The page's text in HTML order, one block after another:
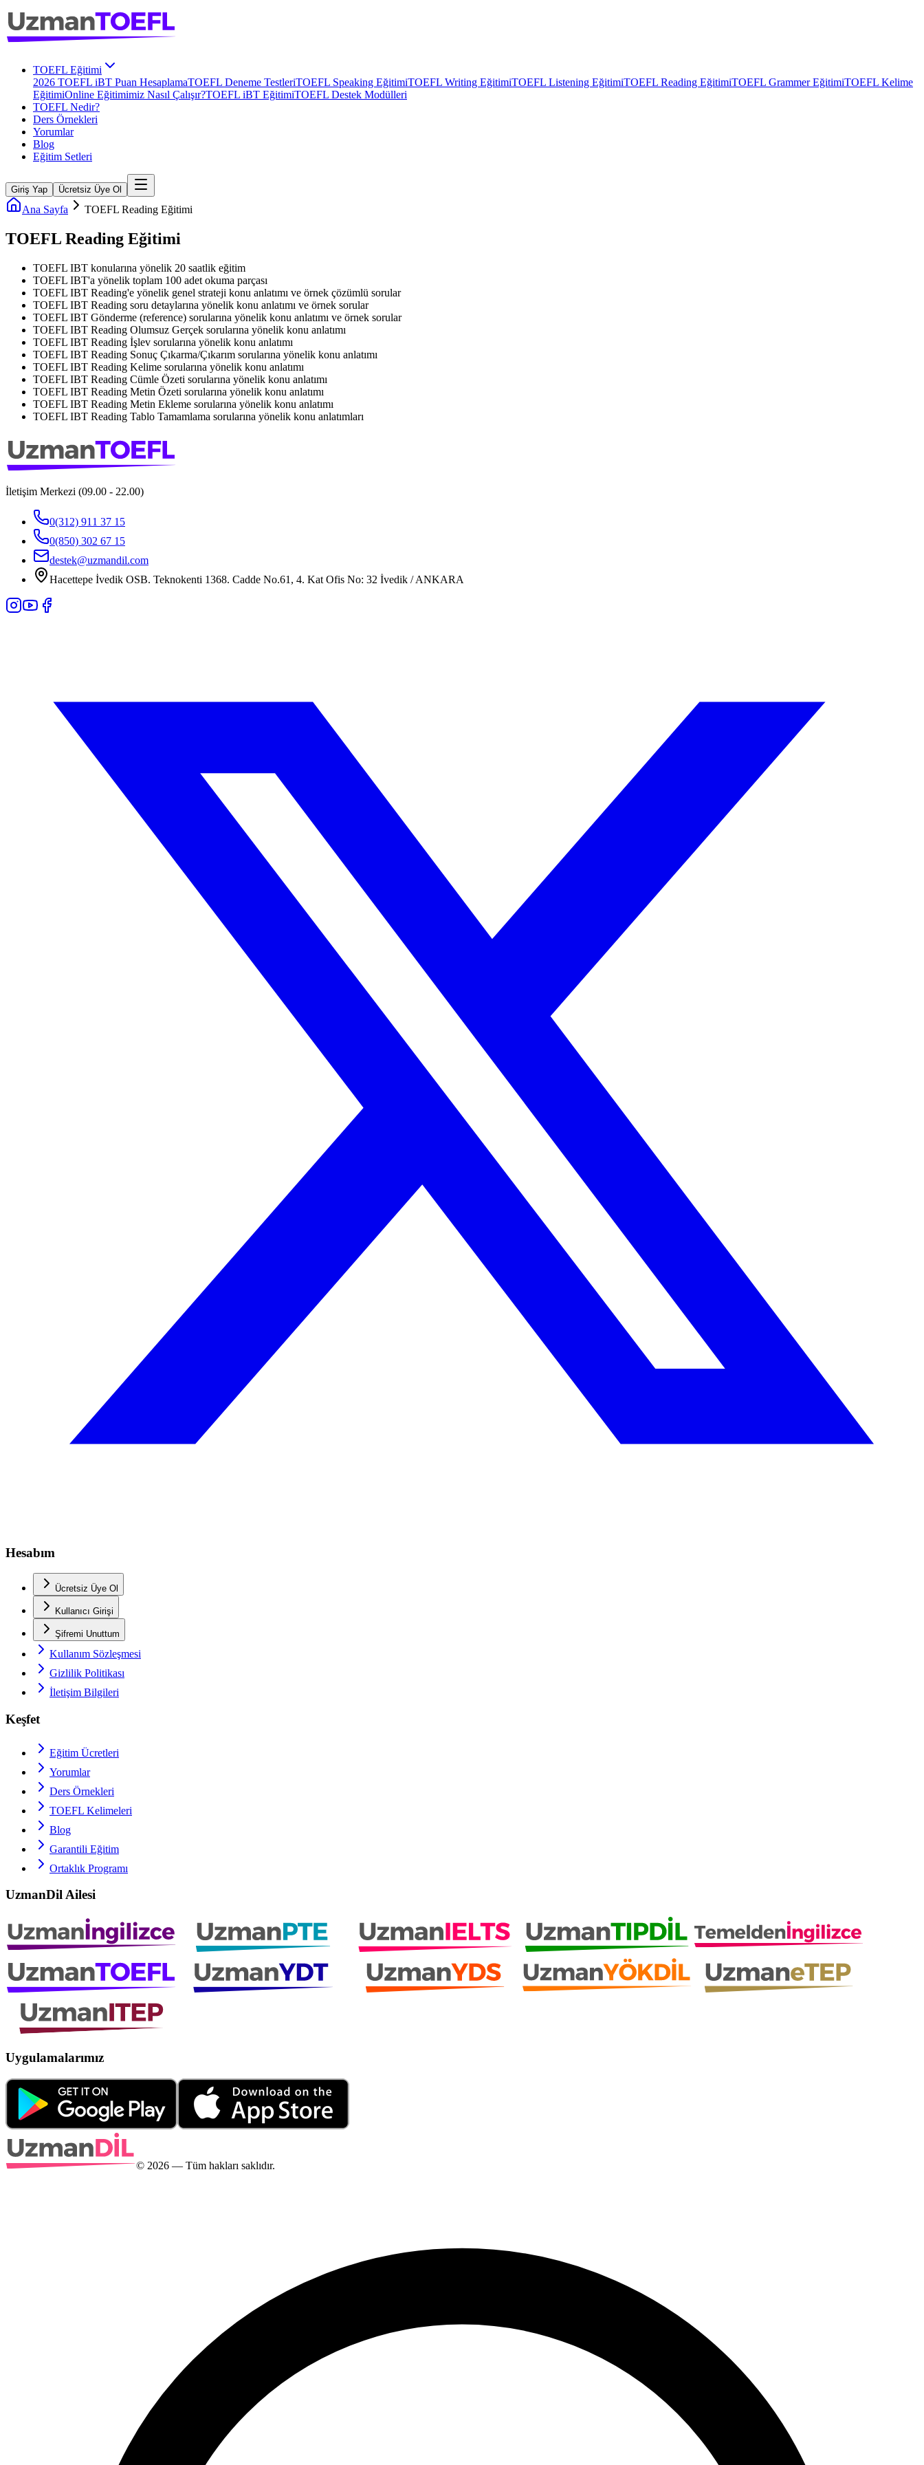
TOEFL Eğitimi
2026 TOEFL iBT Puan HesaplamaTOEFL Deneme TestleriTOEFL Speaking EğitimiTOEFL Writing EğitimiTOEFL Listening EğitimiTOEFL Reading EğitimiTOEFL Grammer EğitimiTOEFL Kelime
EğitimiOnline Eğitimimiz Nasıl Çalışır?TOEFL iBT EğitimiTOEFL Destek Modülleri
TOEFL Nedir?
Ders Örnekleri
Yorumlar
Blog
Eğitim Setleri
Giriş Yap Ücretsiz Üye Ol
Ana Sayfa TOEFL Reading Eğitimi
TOEFL Reading Eğitimi
TOEFL IBT konularına yönelik 20 saatlik eğitim
TOEFL IBT'a yönelik toplam 100 adet okuma parçası
TOEFL IBT Reading'e yönelik genel strateji konu anlatımı ve örnek çözümlü sorular
TOEFL IBT Reading soru detaylarına yönelik konu anlatımı ve örnek sorular
TOEFL IBT Gönderme (reference) sorularına yönelik konu anlatımı ve örnek sorular
TOEFL IBT Reading Olumsuz Gerçek sorularına yönelik konu anlatımı
TOEFL IBT Reading İşlev sorularına yönelik konu anlatımı
TOEFL IBT Reading Sonuç Çıkarma/Çıkarım sorularına yönelik konu anlatımı
TOEFL IBT Reading Kelime sorularına yönelik konu anlatımı
TOEFL IBT Reading Cümle Özeti sorularına yönelik konu anlatımı
TOEFL IBT Reading Metin Özeti sorularına yönelik konu anlatımı
TOEFL IBT Reading Metin Ekleme sorularına yönelik konu anlatımı
TOEFL IBT Reading Tablo Tamamlama sorularına yönelik konu anlatımları
İletişim Merkezi (09.00 - 22.00)
0(312) 911 37 15
0(850) 302 67 15
destek@uzmandil.com
Hacettepe İvedik OSB. Teknokenti 1368. Cadde No.61, 4. Kat Ofis No: 32 İvedik / ANKARA
Hesabım
Ücretsiz Üye Ol
Kullanıcı Girişi
Şifremi Unuttum
Kullanım Sözleşmesi
Gizlilik Politikası
İletişim Bilgileri
Keşfet
Eğitim Ücretleri
Yorumlar
Ders Örnekleri
TOEFL Kelimeleri
Blog
Garantili Eğitim
Ortaklık Programı
UzmanDil Ailesi
Uygulamalarımız
© 2026 — Tüm hakları saklıdır.